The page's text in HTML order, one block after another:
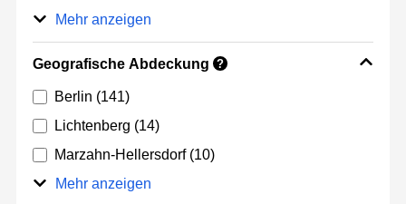
Mehr anzeigen
Geografische Abdeckung ?
Berlin (141)
Lichtenberg (14)
Marzahn-Hellersdorf (10)
Mehr anzeigen